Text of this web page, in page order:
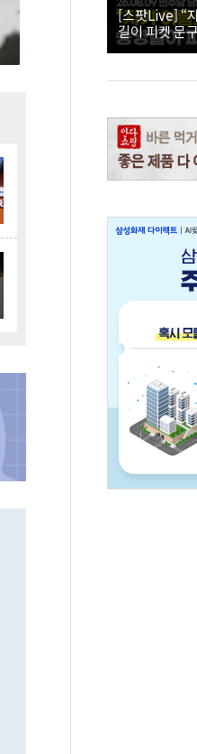
[스팟Live] “
길이 피켓 문
더불어민주당